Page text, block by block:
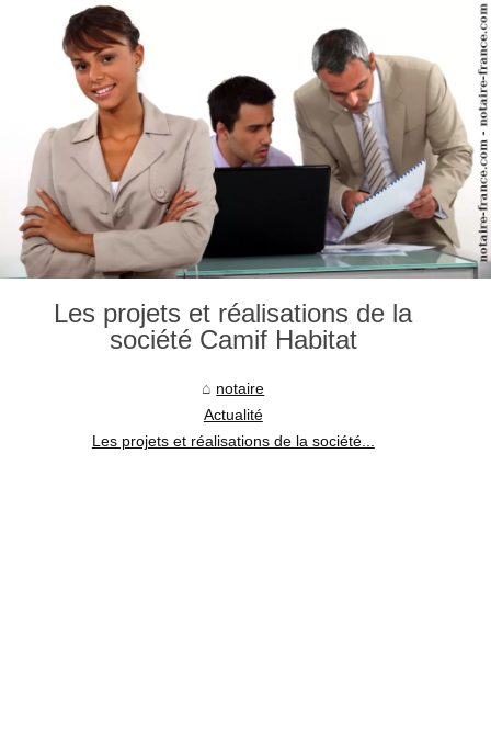
Les projets et réalisations de la
société Camif Habitat
notaire
Actualité
Les projets et réalisations de la société...